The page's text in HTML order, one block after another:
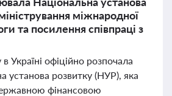
міжнародної
та посилення співпраці з
Україні офіційно розпочала
установа розвитку (НУР), яка
фінансовою